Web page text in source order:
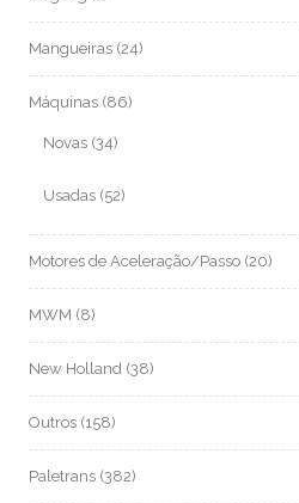
Mangueiras (24)
Máquinas (86)
Novas (34)
Usadas (52)
Motores de Aceleração/Passo (20)
MWM (8)
New Holland (38)
Outros (158)
Paletrans (382)